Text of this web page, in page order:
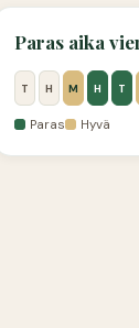
Paras aika
T H M H T
Paras Hyvä